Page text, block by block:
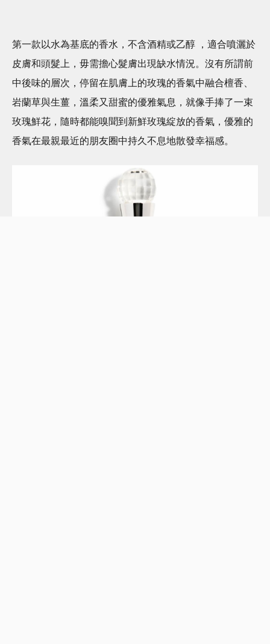
第一款以水為基底的香水，不含酒精或乙醇 ，適合噴灑於
皮膚和頭髮上，毋需擔心髮膚出現缺水情況。沒有所謂前
中後味的層次，停留在肌膚上的玫瑰的香氣中融合檀香、
岩蘭草與生薑，溫柔又甜蜜的優雅氣息，就像手捧了一束
玫瑰鮮花，隨時都能嗅聞到新鮮玫瑰綻放的香氣，優雅的
香氣在最親最近的朋友圈中持久不息地散發幸福感。